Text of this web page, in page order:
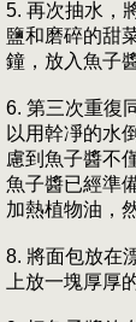
5. 再次抽水，
鹽和磨碎的甜
鐘，放入魚子醬
6. 第三次重復
以用幹凈的水
慮到魚子醬不
魚子醬已經準
加熱植物油，
8. 將面包放在
上放一塊厚厚